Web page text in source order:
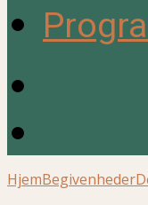
HjemBegivenheder